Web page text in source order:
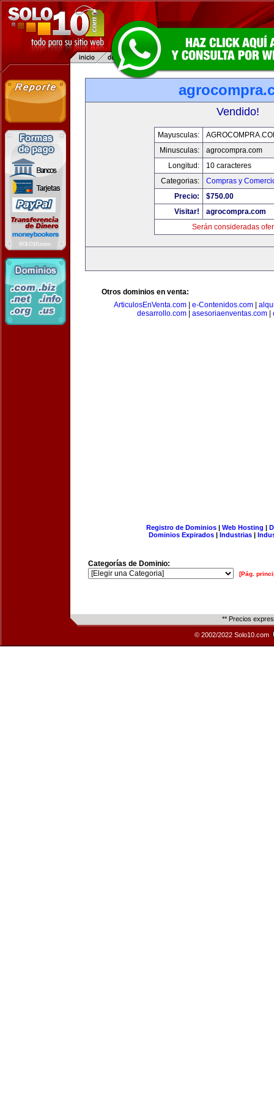
Vendido!
Mayusculas:
Minusculas:
agrocompra.com
Longitud:
10 caracteres
Categorias:
Compras y
Precio:
$750.00
Visitar!
agrocompra.com
Serán consideradas
Otros dominios en venta:
ArticulosEnVenta.com| e-Contenidos.com|
desarrollo.com| asesoriaenventas.com|
Registro de Dominios| Web Hosting |
Dominios Expirados | Industrias |
Categorías de Dominio:
[Pág.
** Precios
© 2002/2022 Solo10.com